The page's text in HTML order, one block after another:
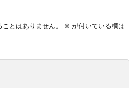
とはありません。 ※ が付いている欄は